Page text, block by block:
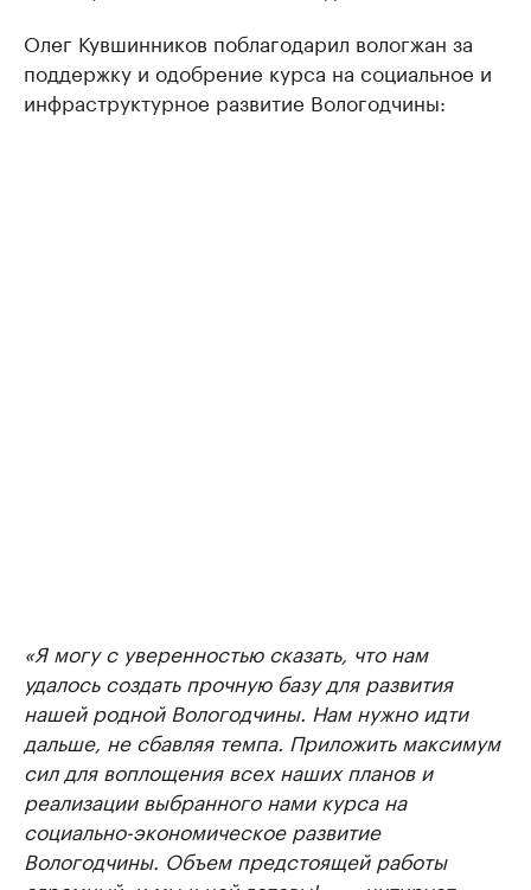
Олег Кувшинников поблагодарил вологжан за
поддержку и одобрение курса на социальное и
инфраструктурное развитие Вологодчины:
«Я могу с уверенностью сказать, что нам
удалось создать прочную базу для развития
нашей родной Вологодчины. Нам нужно идти
дальше, не сбавляя темпа. Приложить максимум
сил для воплощения всех наших планов и
реализации выбранного нами курса на
социально-экономическое развитие
Вологодчины. Объем предстоящей работы